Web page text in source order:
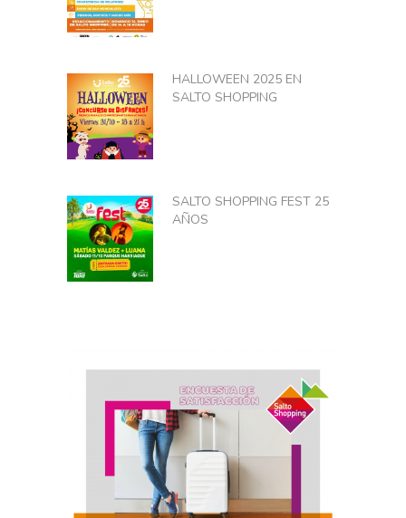
HALLOWEEN 2025 EN
SALTO SHOPPING
SALTO SHOPPING FEST 25
AÑOS